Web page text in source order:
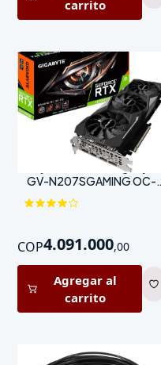
carrito
Tarjeta de Video Gigabyte
GV-N207SGAMING OC-
8GD RTX 2070 Super 8GB
COP4.091.000,00
Agregar al
carrito